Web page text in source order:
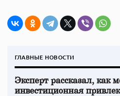
ГЛАВНЫЕ НОВОСТИ
Эксперт рассказал, как
инвестиционная